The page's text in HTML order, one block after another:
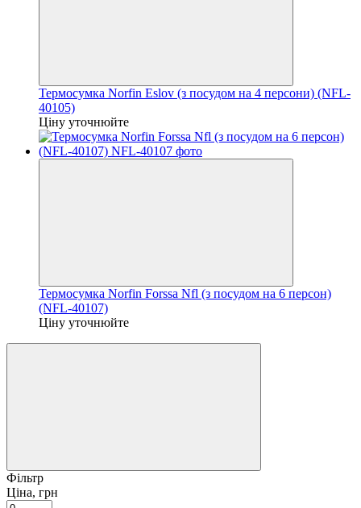
Термосумка Norfin Eslov (з посудом на 4 персони) (NFL-
40105)
Ціну уточнюйте
Термосумка Norfin Forssa Nfl (з посудом на 6 персон)
(NFL-40107)
Ціну уточнюйте
Фільтр
Ціна, грн